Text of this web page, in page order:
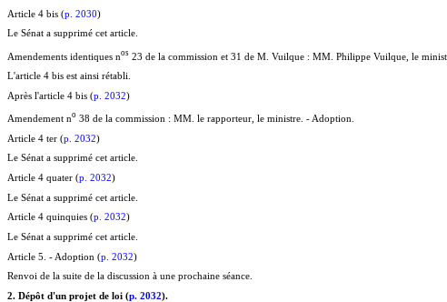
Article 4 bis (p. 2030)
Le Sénat a supprimé cet article.
Amendements identiques nos 23 de la commission et 31 de M. Vuilque : MM. Philippe Vuilque, le
L'article 4 bis est ainsi rétabli.
Après l'article 4 bis (p. 2032)
Amendement no 38 de la commission : MM. le rapporteur, le ministre. - Adoption.
Article 4 ter (p. 2032)
Le Sénat a supprimé cet article.
Article 4 quater (p. 2032)
Le Sénat a supprimé cet article.
Article 4 quinquies (p. 2032)
Le Sénat a supprimé cet article.
Article 5. - Adoption (p. 2032)
Renvoi de la suite de la discussion à une prochaine séance.
2. Dépôt d'un projet de loi (p. 2032).